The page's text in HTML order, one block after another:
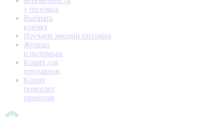
у питомца
Выбрать
кличку
Изучаем эмоции питомца
Журнал
о питомцах
Kinpet для
продавцов
Kinpet
помогает
приютам